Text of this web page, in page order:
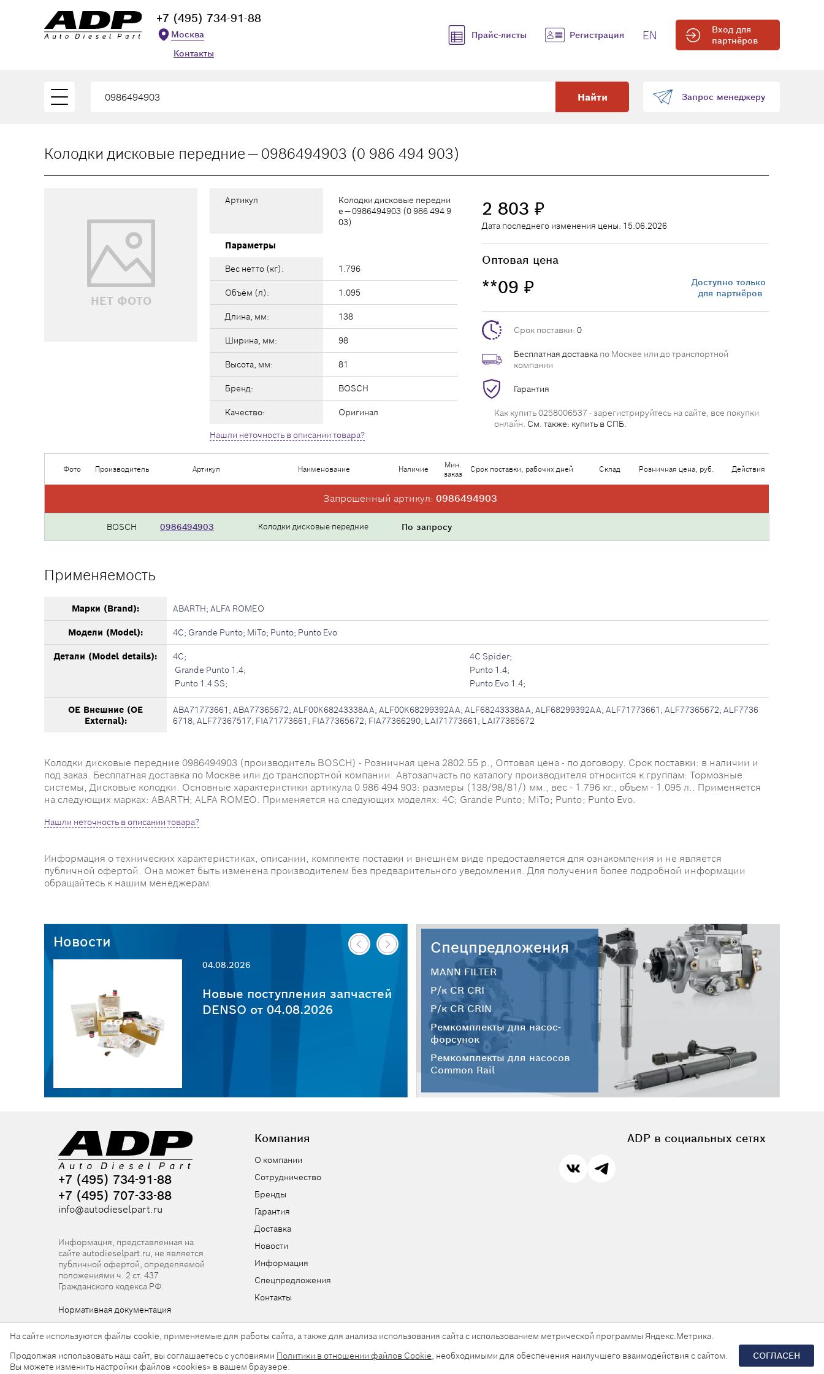
+7 (495) 734-91-88
Москва
Контакты
Прайс-листы Регистрация EN
Вход для
партнёров
Найти Запрос менеджеру
Колодки дисковые передние — 0986494903 (0 986 494 903)
НЕТ ФОТО
Артикул
Колодки дисковые передни
е — 0986494903 (0 986 494 9
03)
Параметры
Вес нетто (кг): 1.796
Объём (л): 1.095
Длина, мм: 138
Ширина, мм: 98
Высота, мм: 81
Бренд: BOSCH
Качество: Оригинал
Нашли неточность в описании товара?
2 803 ₽
Дата последнего изменения цены: 15.06.2026
Оптовая цена
**09 ₽
Доступно только
для партнёров
Срок поставки: 0
Бесплатная доставка по Москве или до транспортной
компании
Гарантия
Как купить 0258006537 - зарегистрируйтесь на сайте, все покупки
онлайн. См. также: купить в СПБ.
Фото Производитель Артикул Наименование Наличие
Мин.
заказ
Срок поставки, рабочих дней Склад Розничная цена, руб. Действия
Запрошенный артикул: 0986494903
BOSCH 0986494903 Колодки дисковые передние По запросу
Применяемость
Марки (Brand): ABARTH; ALFA ROMEO
Модели (Model): 4C; Grande Punto; MiTo; Punto; Punto Evo
Детали (Model details): 4C;
4C Spider;
Grande Punto 1.4;
Punto 1.4;
Punto 1.4 SS;
Punto Evo 1.4;
OE Внешние (OE
External):
ABA71773661; ABA77365672; ALF00K68243338AA; ALF00K68299392AA; ALF68243338AA; ALF68299392AA; ALF71773661; ALF77365672; ALF7736
6718; ALF77367517; FIA71773661; FIA77365672; FIA77366290; LAI71773661; LAI77365672
Колодки дисковые передние 0986494903 (производитель BOSCH) - Розничная цена 2802.55 р., Оптовая цена - по договору. Срок поставки: в наличии и
под заказ. Бесплатная доставка по Москве или до транспортной компании. Автозапчасть по каталогу производителя относится к группам: Тормозные
системы, Дисковые колодки. Основные характеристики артикула 0 986 494 903: размеры (138/98/81/) мм., вес - 1.796 кг., объем - 1.095 л.. Применяется
на следующих марках: ABARTH; ALFA ROMEO. Применяется на следующих моделях: 4C; Grande Punto; MiTo; Punto; Punto Evo.
Нашли неточность в описании товара?
Информация о технических характеристиках, описании, комплекте поставки и внешнем виде предоставляется для ознакомления и не является
публичной офертой. Она может быть изменена производителем без предварительного уведомления. Для получения более подробной информации
обращайтесь к нашим менеджерам.
Новости
04.08.2026
Новые поступления запчастей
DENSO от 04.08.2026
30.07.2026
Новые поступления запчастей
HC-CARGO от 30.07.2026
Спецпредложения
MANN FILTER
Р/к CR CRI
Р/к CR CRIN
Ремкомплекты для насос-
форсунок
Ремкомплекты для насосов
Common Rail
+7 (495) 734-91-88
+7 (495) 707-33-88
info@autodieselpart.ru
Информация, представленная на
сайте autodieselpart.ru, не является
публичной офертой, определяемой
положениями ч. 2 ст. 437
Гражданского кодекса РФ.
Нормативная документация
Компания
О компании
Сотрудничество
Бренды
Гарантия
Доставка
Новости
Информация
Спецпредложения
Контакты
ADP в социальных сетях
© 2026, ООО «АвтоДизельПарт». Все права защищены. Разработка сайта — «Askaron Systems»
На сайте используются файлы cookie, применяемые для работы сайта, а также для анализа использования сайта с использованием метрической программы Яндекс.Метрика.
Продолжая использовать наш сайт, вы соглашаетесь с условиями Политики в отношении файлов Cookie, необходимыми для обеспечения наилучшего взаимодействия с сайтом.
Вы можете изменить настройки файлов «cookies» в вашем браузере.
СОГЛАСЕН